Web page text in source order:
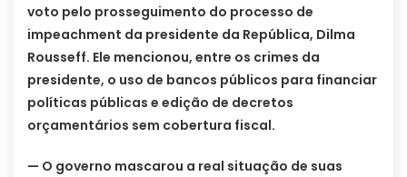
voto pelo prosseguimento do processo de
impeachment da presidente da República, Dilma
Rousseff. Ele mencionou, entre os crimes da
presidente, o uso de bancos públicos para financiar
políticas públicas e edição de decretos
orçamentários sem cobertura fiscal.
— O governo mascarou a real situação de suas